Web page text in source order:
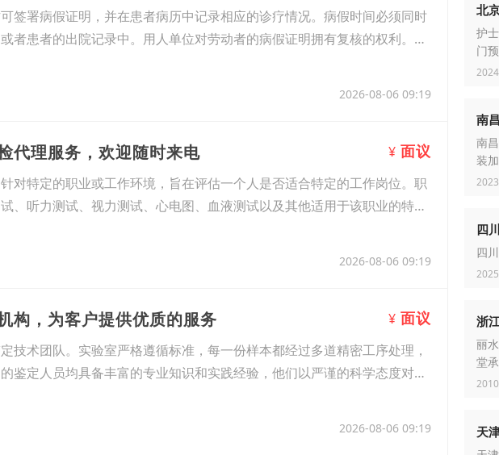
签署病假证明，并在患者病历中记录相应的诊疗情况。病假时间必须同时
者患者的出院记录中。用人单位对劳动者的病假证明拥有复核的权利。职
2026-08-06 09:19
代理服务，欢迎随时来电 ¥ 面议
对特定的职业或工作环境，旨在评估一个人是否适合特定的工作岗位。职
、听力测试、视力测试、心电图、血液测试以及其他适用于该职业的特殊
2026-08-06 09:19
构，为客户提供优质的服务 ¥ 面议
技术团队。实验室严格遵循标准，每一份样本都经过多道精密工序处理，
鉴定人员均具备丰富的专业知识和实践经验，他们以严谨的科学态度对待
2026-08-06 09:19
北
护
门
南
南
装
四
四
浙
丽
堂
天